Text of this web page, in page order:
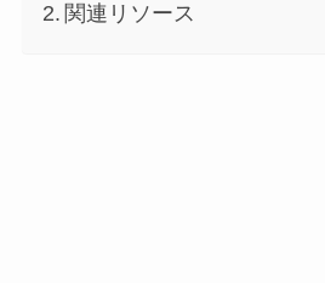
関連リソース